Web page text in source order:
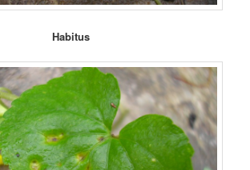
Habitus